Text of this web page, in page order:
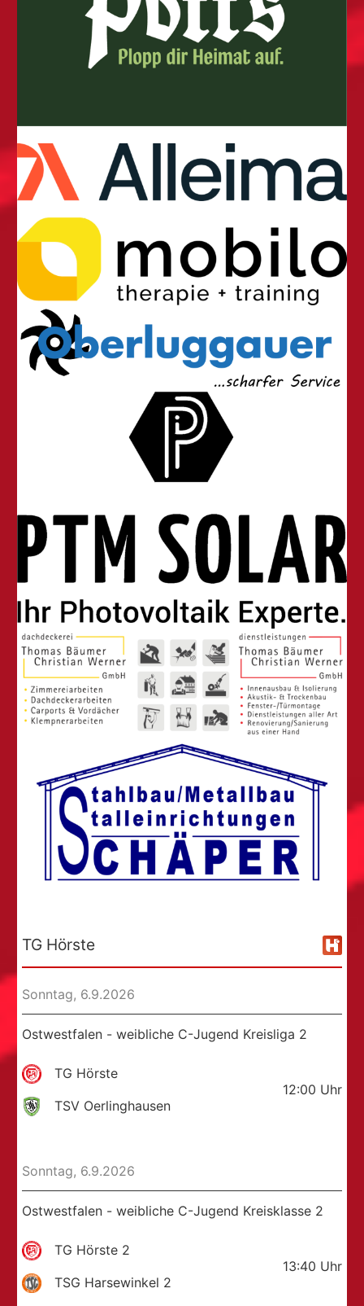
TG Hörste
Sonntag, 6.9.2026
Ostwestfalen - weibliche C-Jugend Kreisliga 2
TG Hörste
TSV Oerlinghausen
12:00 Uhr
Sonntag, 6.9.2026
Ostwestfalen - weibliche C-Jugend Kreisklasse 2
TG Hörste 2
TSG Harsewinkel 2
13:40 Uhr